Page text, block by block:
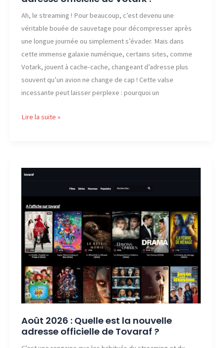
Ah, le streaming ! Pour beaucoup, c’est devenu une
véritable bouée de sauvetage pour décompresser après
une longue journée ou simplement s’évader. Mais dans
cette immense galaxie numérique, certains sites, comme
Votark, jouent à cache-cache, changeant d’adresse plus
souvent qu’un avion ne change de cap ! Cette valse
incessante peut laisser perplexe : pourquoi un
Août
est
adresse
officielle
de
Votark
Lire la suite »
Août 2026 : Quelle est la nouvelle
adresse officielle de Tovaraf ?